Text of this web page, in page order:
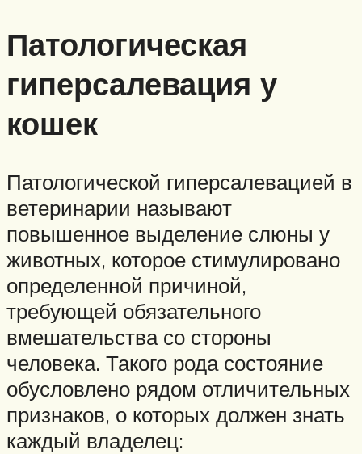
Патологическая
гиперсалевация у
кошек
Патологической гиперсалевацией в
ветеринарии называют
повышенное выделение слюны у
животных, которое стимулировано
определенной причиной,
требующей обязательного
вмешательства со стороны
человека. Такого рода состояние
обусловлено рядом отличительных
признаков, о которых должен знать
каждый владелец: